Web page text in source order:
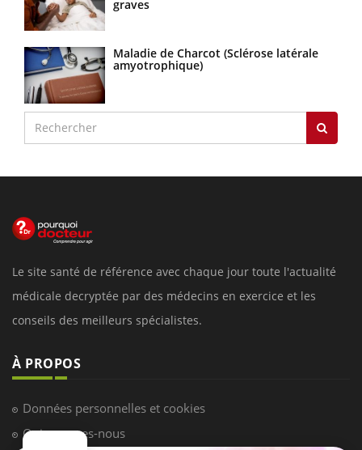
graves
Maladie de Charcot (Sclérose latérale
amyotrophique)
Le site santé de référence avec chaque jour toute l'actualité
médicale decryptée par des médecins en exercice et les
conseils des meilleurs spécialistes.
À PROPOS
Données personnelles et cookies
Qui sommes-nous